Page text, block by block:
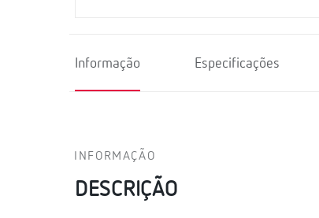
Informação Especificações
INFORMAÇÃO
DESCRIÇÃO